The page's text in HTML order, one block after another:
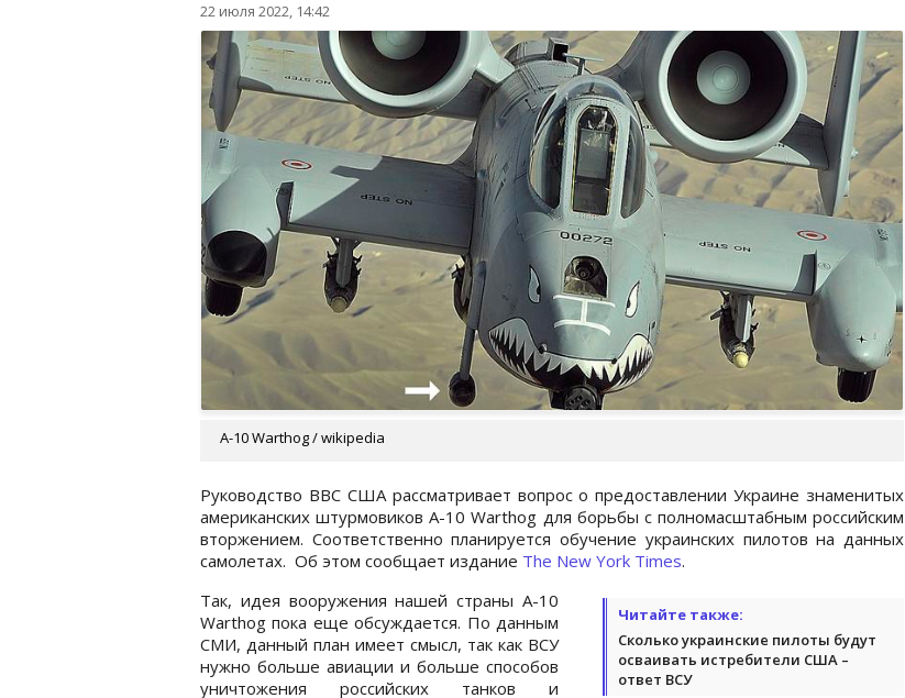
22 июля 2022, 14:42
A-10 Warthog / wikipedia
Руководство ВВС США рассматривает вопрос о предоставлении Украине знаменитых
американских штурмовиков A-10 Warthog для борьбы с полномасштабным российским
вторжением. Соответственно планируется обучение украинских пилотов на данных
самолетах. Об этом сообщает издание The New York Times.
Читайте также:
Сколько украинские пилоты будут
осваивать истребители США –
ответ ВСУ
Так, идея вооружения нашей страны A-10
Warthog пока еще обсуждается. По данным
СМИ, данный план имеет смысл, так как ВСУ
нужно больше авиации и больше способов
уничтожения российских танков и